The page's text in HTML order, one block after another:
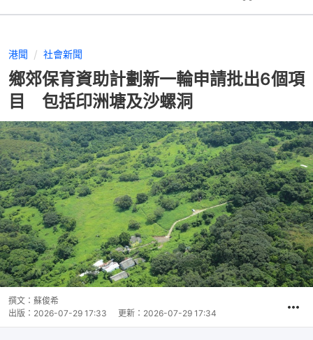
港聞 社會新聞
鄉郊保育資助計劃新一輪申請批出6個項
目 包括印洲塘及沙螺洞
撰文： 蘇俊希
出版： 2026-07-29 17:33 更新： 2026-07-29 17:34